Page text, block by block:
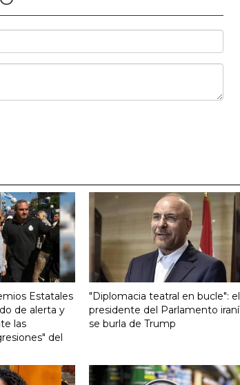
Estatales
de alerta y
las
del
"Diplomacia teatral en bucle": el
presidente del Parlamento iraní
se burla de Trump